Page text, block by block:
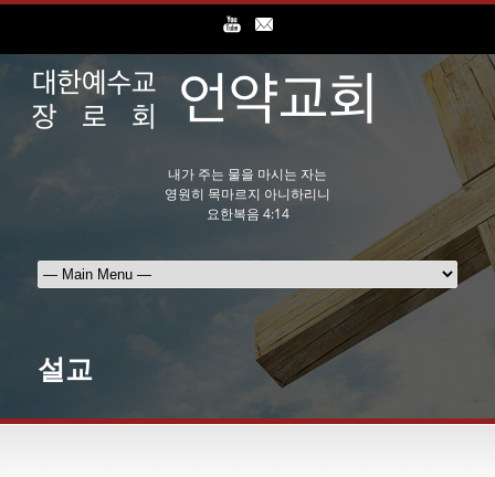
내가 주는 물을 마시는 자는
영원히 목마르지 아니하리니
요한복음 4:14
설교